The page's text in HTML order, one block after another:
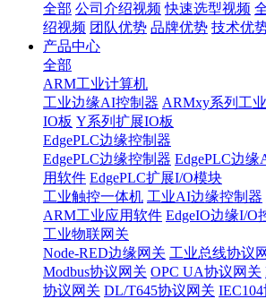
全部 公司介绍视频 快速选型视频
绍视频 团队优势 品牌优势 技术优
产品中心
全部
ARM工业计算机
工业边缘AI控制器 ARMxy系列工
IO板 Y系列扩展IO板
EdgePLC边缘控制器
EdgePLC边缘控制器 EdgePLC边缘
用软件 EdgePLC扩展I/O模块
工业触控一体机 工业AI边缘控制器
ARM工业应用软件 EdgeIO边缘I/O
工业物联网关
Node-RED边缘网关 工业总线协议
Modbus协议网关 OPC UA协议网关
协议网关 DL/T645协议网关